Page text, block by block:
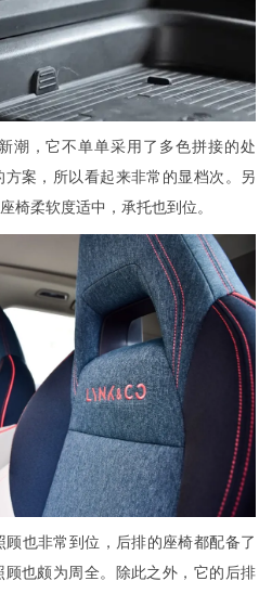
潮，它不单单采用了多色拼接的处
案，所以看起来非常的显档次。另
椅柔软度适中，承托也到位。
顾也非常到位，后排的座椅都配备了
也颇为周全。除此之外，它的后排